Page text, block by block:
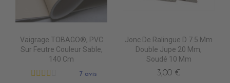
Vaigrage TOBAGO®, PVC
Sur Feutre Couleur Sable,
140 Cm
7 avis
Jonc De Ralingue D 7.5 Mm
Double Jupe 20 Mm,
Soudé 10 Mm
3,00 €